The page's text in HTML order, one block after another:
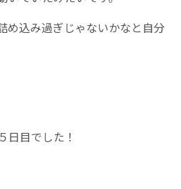
め込み過ぎじゃないかなと自分
日目でした！